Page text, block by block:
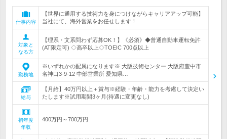
仕事内容
【世界に通用する技術力を身につけながらキャリアアップ可能】
当社にて、海外営業をお任せします！
対象と
なる方
【理系・文系問わず応募OK！】《必須》◆普通自動車運転免許
(AT限定可) ◇高卒以上◇TOEIC 700点以上
勤務地
※いずれかの配属になります※ 大阪技術センター 大阪府豊中市
名神口3-9-12 中部営業所 愛知県…
給与
【月給】40万円以上＋賞与※経験・年齢・能力を考慮して決定い
たします※試用期間3ヶ月(待遇に変更なし)
初年度
年収
400万円～700万円